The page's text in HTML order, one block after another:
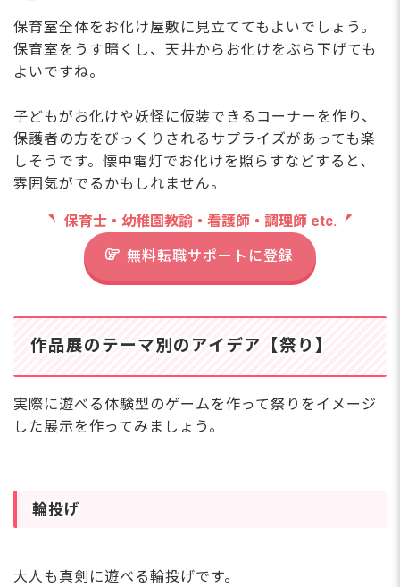
保育室全体をお化け屋敷に見立ててもよいでしょう。
保育室をうす暗くし、天井からお化けをぶら下げても
よいですね。
子どもがお化けや妖怪に仮装できるコーナーを作り、
保護者の方をびっくりされるサプライズがあっても楽
しそうです。懐中電灯でお化けを照らすなどすると、
雰囲気がでるかもしれません。
保育士・幼稚園教諭・看護師・調理師 etc.
無料転職サポートに登録
作品展のテーマ別のアイデア【祭り】
実際に遊べる体験型のゲームを作って祭りをイメージ
した展示を作ってみましょう。
輪投げ
大人も真剣に遊べる輪投げです。